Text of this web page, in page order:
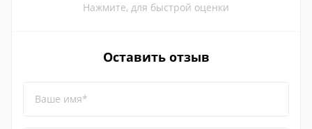
Нажмите, для быстрой оценки
Оставить отзыв
Ваше имя*